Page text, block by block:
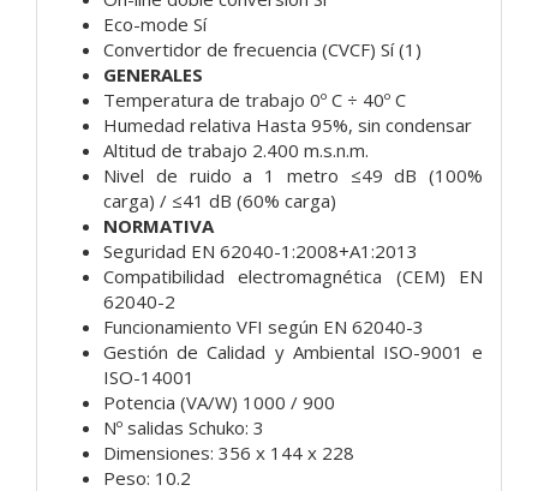
Eco-mode Sí
Convertidor de frecuencia (CVCF) Sí (1)
GENERALES
Temperatura de trabajo 0º C ÷ 40º C
Humedad relativa Hasta 95%, sin condensar
Altitud de trabajo 2.400 m.s.n.m.
Nivel de ruido a 1 metro ≤49 dB (100%
carga) / ≤41 dB (60% carga)
NORMATIVA
Seguridad EN 62040-1:2008+A1:2013
Compatibilidad electromagnética (CEM) EN
62040-2
Funcionamiento VFI según EN 62040-3
Gestión de Calidad y Ambiental ISO-9001 e
ISO-14001
Potencia (VA/W) 1000 / 900
Nº salidas Schuko: 3
Dimensiones: 356 x 144 x 228
Peso: 10.2